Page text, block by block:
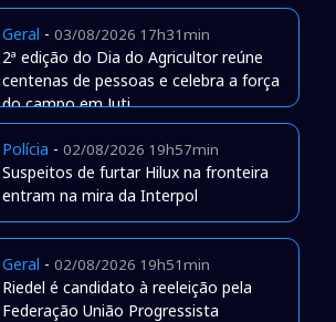
Geral - 03/08/2026 17h31min
2ª edição do Dia do Agricultor reúne
centenas de pessoas e celebra a força
do campo em Juti
Polícia - 02/08/2026 19h57min
Suspeitos de furtar Hilux na fronteira
entram na mira da Interpol
Geral - 02/08/2026 19h51min
Riedel é candidato à reeleição pela
Federação União Progressista